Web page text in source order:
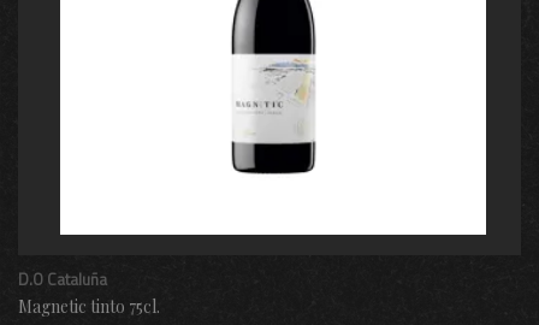
D.O Cataluña
Magnetic tinto 75cl.